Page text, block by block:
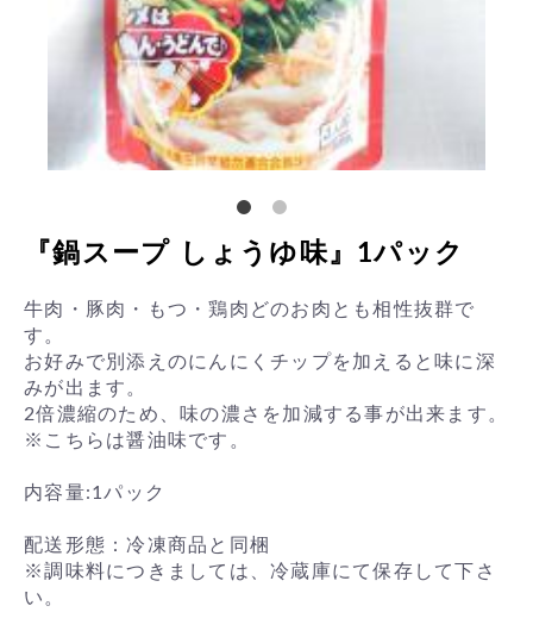
『鍋スープ しょうゆ味』1パック
牛肉・豚肉・もつ・鶏肉どのお肉とも相性抜群で
す。
お好みで別添えのにんにくチップを加えると味に深
みが出ます。
2倍濃縮のため、味の濃さを加減する事が出来ます。
※こちらは醤油味です。
内容量:1パック
配送形態：冷凍商品と同梱
※調味料につきましては、冷蔵庫にて保存して下さ
い。